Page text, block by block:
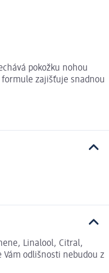
pokožku nohou
zajišťuje snadnou
Linalool, Citral,
odlišnosti nebudou z